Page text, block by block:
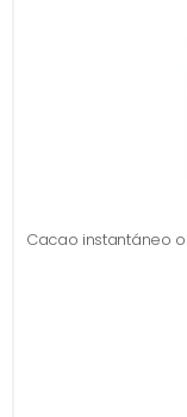
Cacao instantáneo